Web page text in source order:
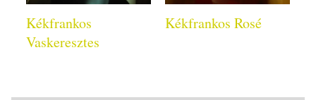
Kékfrankos
Vaskeresztes
Kékfrankos Rosé